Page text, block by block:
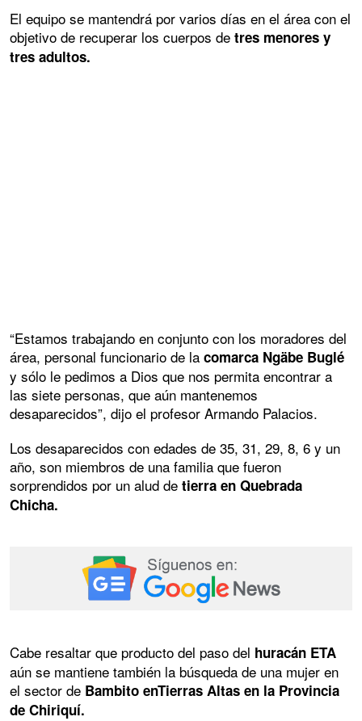
El equipo se mantendrá por varios días en el área con el
objetivo de recuperar los cuerpos de tres menores y
tres adultos.
“Estamos trabajando en conjunto con los moradores del
área, personal funcionario de la comarca Ngäbe Buglé
y sólo le pedimos a Dios que nos permita encontrar a
las siete personas, que aún mantenemos
desaparecidos”, dijo el profesor Armando Palacios.
Los desaparecidos con edades de 35, 31, 29, 8, 6 y un
año, son miembros de una familia que fueron
sorprendidos por un alud de tierra en Quebrada
Chicha.
Cabe resaltar que producto del paso del huracán ETA
aún se mantiene también la búsqueda de una mujer en
el sector de Bambito enTierras Altas en la Provincia
de Chiriquí.